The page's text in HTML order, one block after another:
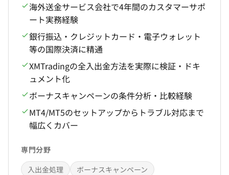
海外送金サービス会社で4年間のカスタマーサポ
ート実務経験
銀行振込・クレジットカード・電子ウォレット
等の国際決済に精通
XMTradingの全入出金方法を実際に検証・ドキ
ュメント化
ボーナスキャンペーンの条件分析・比較経験
MT4/MT5のセットアップからトラブル対応まで
幅広くカバー
専門分野
入出金処理
ボーナスキャンペーン